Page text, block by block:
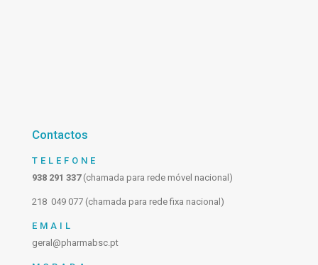
Contactos
TELEFONE
938 291 337(chamada para rede móvel nacional)
218 049 077 (chamada para rede fixa nacional)
EMAIL
geral@pharmabsc.pt